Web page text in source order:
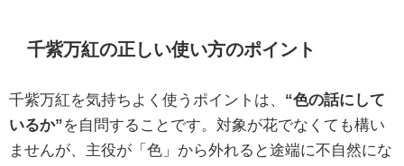
千紫万紅の正しい使い方のポイント
千紫万紅を気持ちよく使うポイントは、 “色の話にして
いるか”を自問することです。対象が花でなくても構い
ませんが、主役が「色」から外れると途端に不自然にな